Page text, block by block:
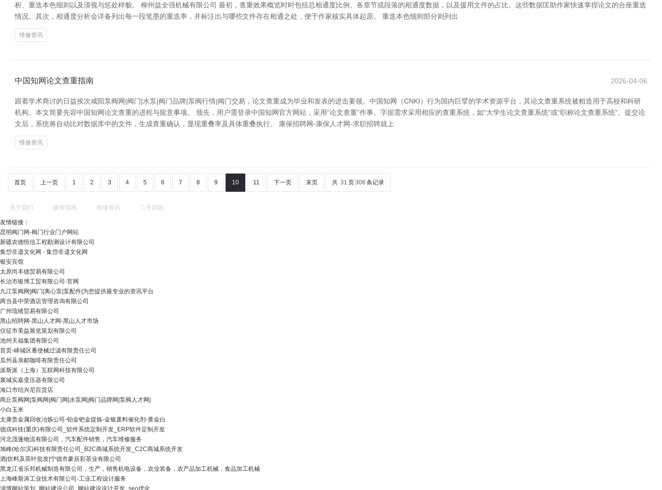
析、重迭本色细则以及漠视与惩处样貌。 柳州益全强机械有限公司 最初，查重效果概览时时包括总相通度比例、各章节或段落的相通度数据，以及援用文件的占比。这些数据匡助作家快速掌捏论文的合座重迭
情况。其次，相通度分析会详备列出每一段笔墨的重迭率，并标注出与哪些文件存在相通之处，便于作家核实具体起原。 重迭本色细则部分则列出
维修资讯
中国知网论文查重指南 2026-04-06
跟着学术商讨的日益挨次咸阳泵阀网|阀门|水泵|阀门品牌|泵阀行情|阀门交易，论文查重成为毕业和发表的进击要领。中国知网（CNKI）行为国内巨擘的学术资源平台，其论文查重系统被粗造用于高校和科研
机构。本文简要先容中国知网论文查重的进程与留意事项。 领先，用户需登录中国知网官方网站，采用“论文查重”作事。字据需求采用相应的查重系统，如“大学生论文查重系统”或“职称论文查重系统”。提交论
文后，系统将自动比对数据库中的文件，生成查重确认，显现重叠率及具体重叠执行。 康保招聘网-康保人才网-求职招聘就上
维修资讯
首页 上一页 1 2 3 4 5 6 7 8 9 10 11 下一页 末页 共 31 页308 条记录
关于我们 服务指南 维修资讯 二手回收
友情链接：
昆明阀门网-阀门行业门户网站
新疆农德恒信工程勘测设计有限公司
集岱非遗文化网 - 集岱非遗文化网
银安宾馆
太原尚丰德贸易有限公司
长治市银博工贸有限公司-官网
九江泵阀网|阀门|离心泵|泵配件|为您提供最专业的资讯平台
两当县中荣酒店管理咨询有限公司
广州琉绪贸易有限公司
黑山招聘网-黑山人才网-黑山人才市场
仪征市美益展览策划有限公司
池州天福集团有限公司
首页-峄城区番使械过滤有限责任公司
瓜州县亲邮咖啡有限责任公司
派斯派（上海）互联网科技有限公司
襄城实嘉变压器有限公司
海口市结兴尼百货店
商丘泵阀网|泵阀网|阀门网|水泵网|阀门品牌网|泵阀人才网|
小白玉米
太康贵金属回收冶炼公司-铂金钯金提炼-金银废料催化剂-黄金白
德戎科技(重庆)有限公司_软件系统定制开发_ERP软件定制开发
河北茂蓬物流有限公司，汽车配件销售，汽车维修服务
旭峰(哈尔滨)科技有限责任公司_B2C商城系统开发_C2C商城系统开发
酒|饮料及茶叶批发|宁德市豪辰彩茶业有限公司
黑龙江省乐邦机械制造有限公司，生产，销售机电设备，农业装备，农产品加工机械，食品加工机械
上海峰斯涛工业技术有限公司-工业工程设计服务
淄博网站策划_网站建设公司_网站建设设计开发_seo优化